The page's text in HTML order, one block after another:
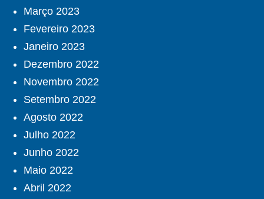
Março 2023
Fevereiro 2023
Janeiro 2023
Dezembro 2022
Novembro 2022
Setembro 2022
Agosto 2022
Julho 2022
Junho 2022
Maio 2022
Abril 2022